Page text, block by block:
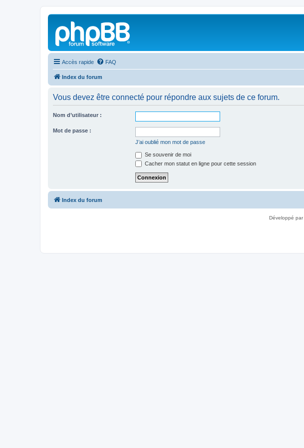
Accès rapide FAQ
Index du forum
Vous devez être connecté pour répondre aux sujets de ce forum.
Nom d’utilisateur :
Mot de passe :
J’ai oublié mon mot de passe
Se souvenir de moi
Cacher mon statut en ligne pour cette session
Index du forum
Développé par